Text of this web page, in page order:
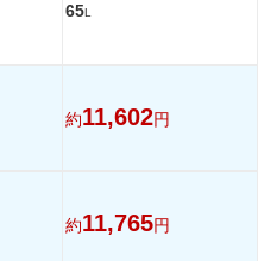
65L
約11,602円
約11,765円